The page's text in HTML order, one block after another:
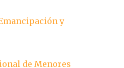
y
de Menores